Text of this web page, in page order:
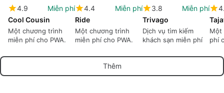
4.9
Miễn phí
Cool Cousin
Một chương trình
miễn phí cho PWA.
4.4
Miễn phí
Ride
Một chương trình
miễn phí cho PWA.
3.8
Miễn phí
Trivago
Dịch vụ tìm kiếm
khách sạn miễn phí
Một
phí
Thêm